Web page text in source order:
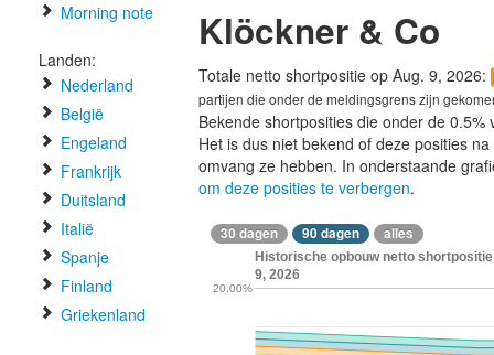
Morning note
Landen:
Nederland
België
Engeland
Frankrijk
Duitsland
Italië
Spanje
Finland
Griekenland
Klöckner & Co
Totale netto shortpositie op Aug. 9, 2026:
partijen die onder de meldingsgrens zijn
Bekende shortposities die onder de
Het is dus niet bekend of deze posities
omvang ze hebben. In onderstaande
om deze posities te verbergen.
30 dagen 90 dagen alles
Historische opbouw netto
9, 2026
20.00%